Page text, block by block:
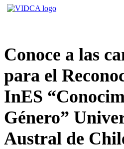
Saltar
Conoce a las
para el
InES
Género”
Austral de